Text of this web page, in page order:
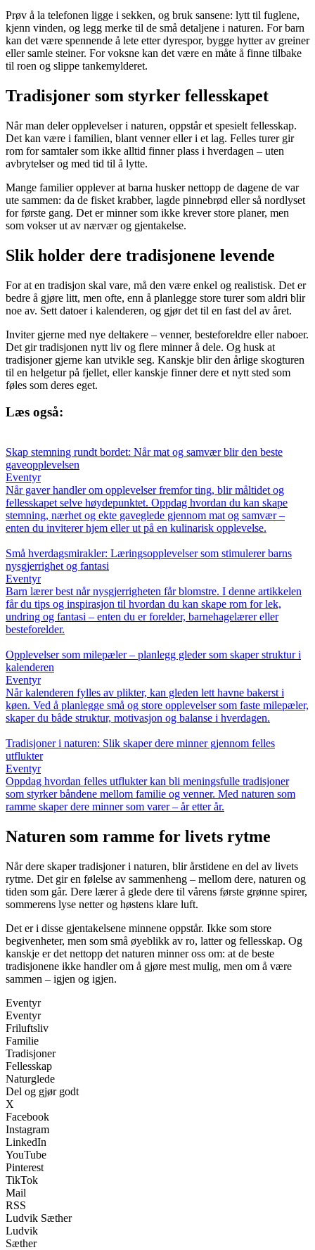
Prøv å la telefonen ligge i sekken, og bruk sansene: lytt til fuglene,
kjenn vinden, og legg merke til de små detaljene i naturen. For barn
kan det være spennende å lete etter dyrespor, bygge hytter av greiner
eller samle steiner. For voksne kan det være en måte å finne tilbake
til roen og slippe tankemylderet.
Tradisjoner som styrker fellesskapet
Når man deler opplevelser i naturen, oppstår et spesielt fellesskap.
Det kan være i familien, blant venner eller i et lag. Felles turer gir
rom for samtaler som ikke alltid finner plass i hverdagen – uten
avbrytelser og med tid til å lytte.
Mange familier opplever at barna husker nettopp de dagene de var
ute sammen: da de fisket krabber, lagde pinnebrød eller så nordlyset
for første gang. Det er minner som ikke krever store planer, men
som vokser ut av nærvær og gjentakelse.
Slik holder dere tradisjonene levende
For at en tradisjon skal vare, må den være enkel og realistisk. Det er
bedre å gjøre litt, men ofte, enn å planlegge store turer som aldri blir
noe av. Sett datoer i kalenderen, og gjør det til en fast del av året.
Inviter gjerne med nye deltakere – venner, besteforeldre eller naboer.
Det gir tradisjonen nytt liv og flere minner å dele. Og husk at
tradisjoner gjerne kan utvikle seg. Kanskje blir den årlige skogturen
til en helgetur på fjellet, eller kanskje finner dere et nytt sted som
føles som deres eget.
Læs også:
Skap stemning rundt bordet: Når mat og samvær blir den beste
gaveopplevelsen
Eventyr
Når gaver handler om opplevelser fremfor ting, blir måltidet og
fellesskapet selve høydepunktet. Oppdag hvordan du kan skape
stemning, nærhet og ekte gaveglede gjennom mat og samvær –
enten du inviterer hjem eller ut på en kulinarisk opplevelse.
Små hverdagsmirakler: Læringsopplevelser som stimulerer barns
nysgjerrighet og fantasi
Eventyr
Barn lærer best når nysgjerrigheten får blomstre. I denne artikkelen
får du tips og inspirasjon til hvordan du kan skape rom for lek,
undring og fantasi – enten du er forelder, barnehagelærer eller
besteforelder.
Opplevelser som milepæler – planlegg gleder som skaper struktur i
kalenderen
Eventyr
Når kalenderen fylles av plikter, kan gleden lett havne bakerst i
køen. Ved å planlegge små og store opplevelser som faste milepæler,
skaper du både struktur, motivasjon og balanse i hverdagen.
Tradisjoner i naturen: Slik skaper dere minner gjennom felles
utflukter
Eventyr
Oppdag hvordan felles utflukter kan bli meningsfulle tradisjoner
som styrker båndene mellom familie og venner. Med naturen som
ramme skaper dere minner som varer – år etter år.
Naturen som ramme for livets rytme
Når dere skaper tradisjoner i naturen, blir årstidene en del av livets
rytme. Det gir en følelse av sammenheng – mellom dere, naturen og
tiden som går. Dere lærer å glede dere til vårens første grønne spirer,
sommerens lyse netter og høstens klare luft.
Det er i disse gjentakelsene minnene oppstår. Ikke som store
begivenheter, men som små øyeblikk av ro, latter og fellesskap. Og
kanskje er det nettopp det naturen minner oss om: at de beste
tradisjonene ikke handler om å gjøre mest mulig, men om å være
sammen – igjen og igjen.
Eventyr
Eventyr
Friluftsliv
Familie
Tradisjoner
Fellesskap
Naturglede
Del og gjør godt
X
Facebook
Instagram
LinkedIn
YouTube
Pinterest
TikTok
Mail
RSS
Ludvik Sæther
Ludvik
Sæther